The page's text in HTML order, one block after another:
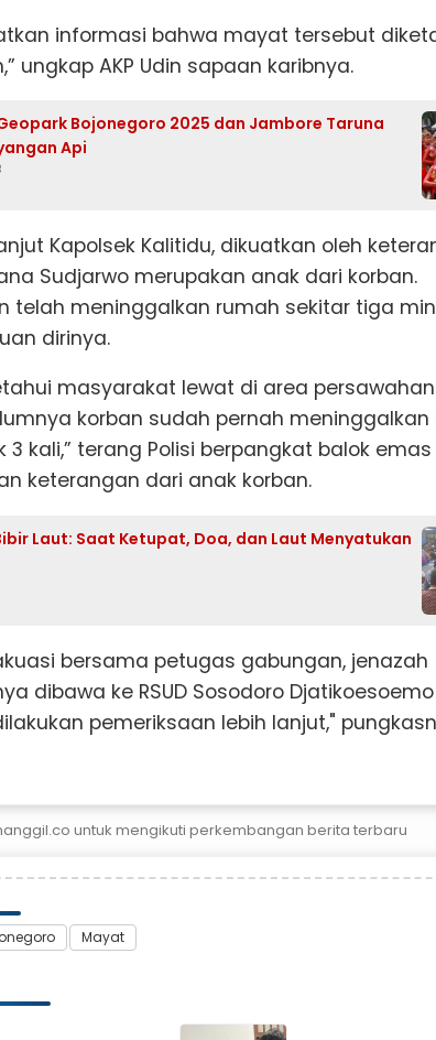
informasi bahwa mayat tersebut
ungkap AKP Udin sapaan karibnya.
Bojonegoro 2025 dan Jambore Taruna
Api
Kapolsek Kalitidu, dikuatkan oleh
Sudjarwo merupakan anak dari korban.
telah meninggalkan rumah sekitar tiga
dirinya.
masyarakat lewat di area persawahan
korban sudah pernah meninggalkan
3 kali,” terang Polisi berpangkat balok
keterangan dari anak korban.
Laut: Saat Ketupat, Doa, dan Laut Menyatukan
bersama petugas gabungan, jenazah
dibawa ke RSUD Sosodoro Djatikoesoemo
pemeriksaan lebih lanjut,"
untuk mengikuti perkembangan berita terbaru
Mayat